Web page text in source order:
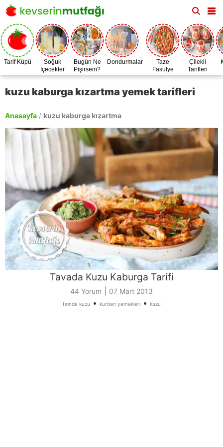
Tarif Küpü
Soğuk
İçecekler
Bugün Ne
Pişirsem?
Dondurmalar
Taze
Fasulye
Zamanı
Çilekli
Tarifleri
kuzu kaburga kızartma yemek tarifleri
Anasayfa / kuzu kaburga kızartma
Tavada Kuzu Kaburga Tarifi
44 Yorum 07 Mart 2013
fırında kuzu • kurban yemekleri• kuzu